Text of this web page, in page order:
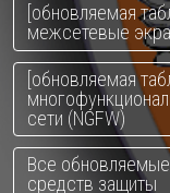
[обновляемая
межсетевые
[обновляемая
сети (NGFW)
Все
средств защиты